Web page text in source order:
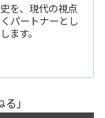
を、現代の視点
パートナーとし
ます。
」